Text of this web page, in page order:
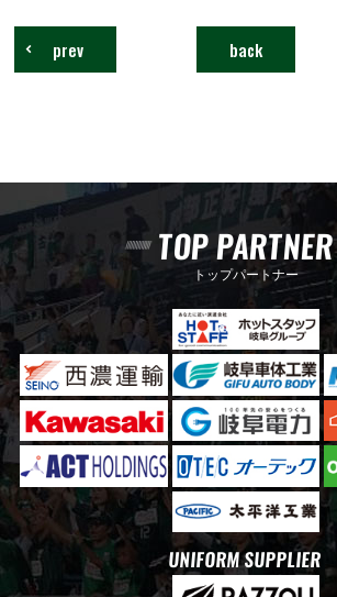
back
prev
TOP PARTNER
トップパートナー
UNIFORM SUPPLIER